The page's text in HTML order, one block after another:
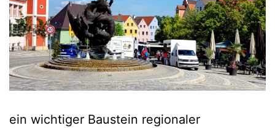
ein wichtiger Baustein regionaler